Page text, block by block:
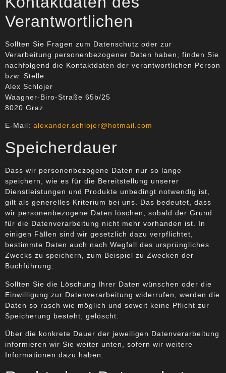
Verantwortlichen
Sollten Sie Fragen zum Datenschutz oder zur
Verarbeitung personenbezogener Daten haben, finden Sie
nachfolgend die Kontaktdaten der verantwortlichen Person
bzw. Stelle:
Alex Schlojer
Waagner-Biro-Straße 65b/25
8020 Graz
E-Mail: alexander.schlojer@hotmail.com
Speicherdauer
Dass wir personenbezogene Daten nur so lange
speichern, wie es für die Bereitstellung unserer
Dienstleistungen und Produkte unbedingt notwendig ist,
gilt als generelles Kriterium bei uns. Das bedeutet, dass
wir personenbezogene Daten löschen, sobald der Grund
für die Datenverarbeitung nicht mehr vorhanden ist. In
einigen Fällen sind wir gesetzlich dazu verpflichtet,
bestimmte Daten auch nach Wegfall des ursprüngliches
Zwecks zu speichern, zum Beispiel zu Zwecken der
Buchführung.
Sollten Sie die Löschung Ihrer Daten wünschen oder die
Einwilligung zur Datenverarbeitung widerrufen, werden die
Daten so rasch wie möglich und soweit keine Pflicht zur
Speicherung besteht, gelöscht.
Über die konkrete Dauer der jeweiligen Datenverarbeitung
informieren wir Sie weiter unten, sofern wir weitere
Informationen dazu haben.